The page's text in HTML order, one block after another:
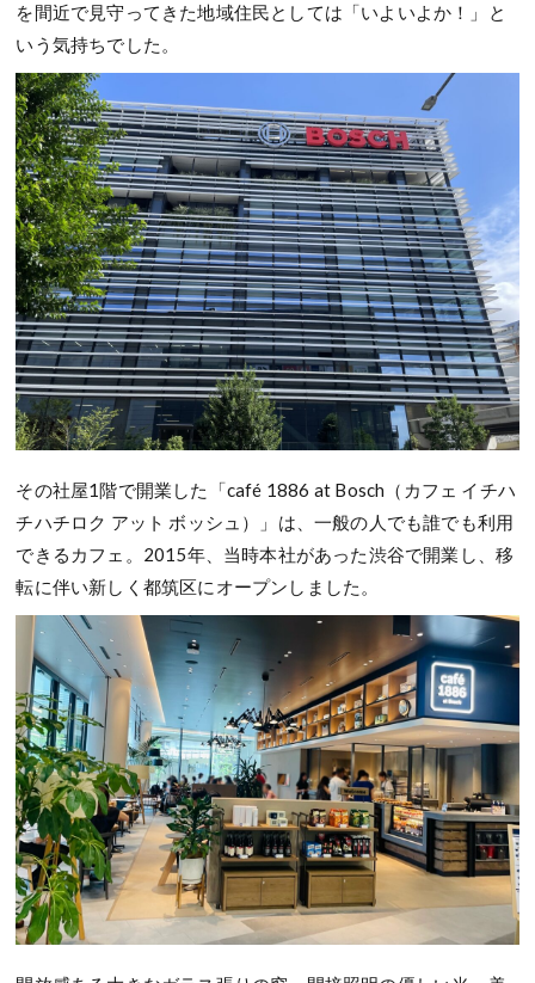
を間近で見守ってきた地域住民としては「いよいよか！」と
いう気持ちでした。
その社屋1階で開業した「café 1886 at Bosch（カフェ イチハ
チハチロク アット ボッシュ）」は、一般の人でも誰でも利用
できるカフェ。2015年、当時本社があった渋谷で開業し、移
転に伴い新しく都筑区にオープンしました。